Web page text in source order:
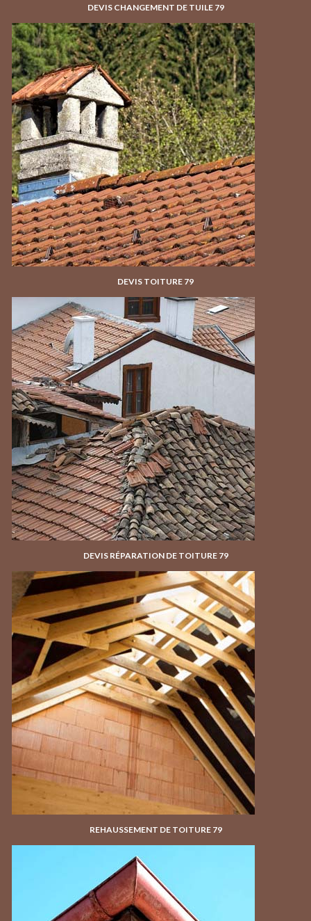
DEVIS CHANGEMENT DE TUILE 79
DEVIS TOITURE 79
DEVIS RÉPARATION DE TOITURE 79
REHAUSSEMENT DE TOITURE 79